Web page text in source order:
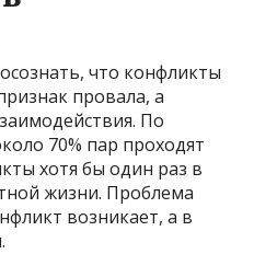
что конфликты
провала, а
По
70% пар проходят
хотя бы один раз в
жизни. Проблема
возникает, а в